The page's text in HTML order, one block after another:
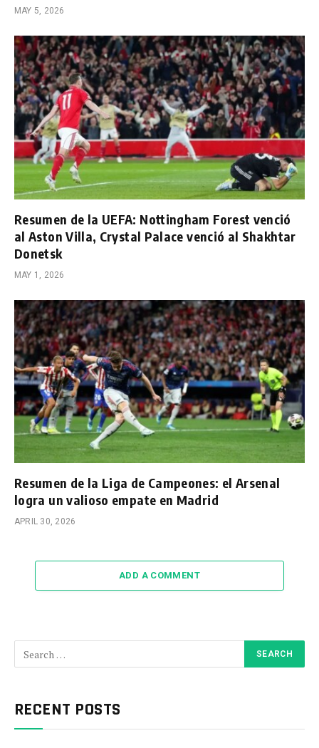
MAY 5, 2026
Resumen de la UEFA: Nottingham Forest venció
al Aston Villa, Crystal Palace venció al Shakhtar
Donetsk
MAY 1, 2026
Resumen de la Liga de Campeones: el Arsenal
logra un valioso empate en Madrid
APRIL 30, 2026
ADD A COMMENT
RECENT POSTS